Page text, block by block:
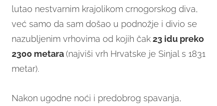
lutao nestvarnim krajolikom crnogorskog diva,
već samo da sam došao u podnožje i divio se
nazubljenim vrhovima od kojih čak23 idu preko
2300 metara(najviši vrh Hrvatske je Sinjal s 1831
metar).
Nakon ugodne noći i predobrog spavanja,